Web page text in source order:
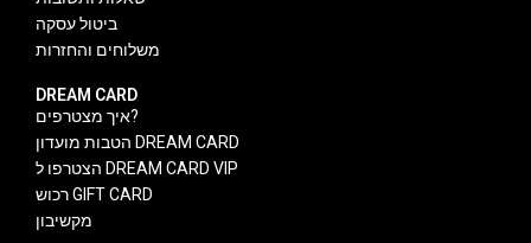
ביטול עסקה
משלוחים והחזרות
DREAM CARD
איך מצטרפים?
הטבות מועדון DREAM CARD
הצטרפו ל DREAM CARD VIP
רכוש GIFT CARD
מקשיבון